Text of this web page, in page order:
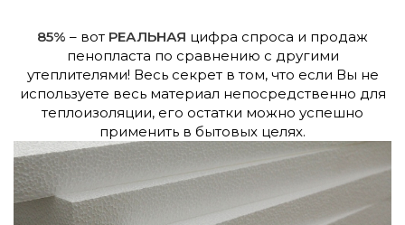
85% – вот РЕАЛЬНАЯ цифра спроса и продаж
пенопласта по сравнению с другими
утеплителями! Весь секрет в том, что если Вы не
используете весь материал непосредственно для
теплоизоляции, его остатки можно успешно
применить в бытовых целях.